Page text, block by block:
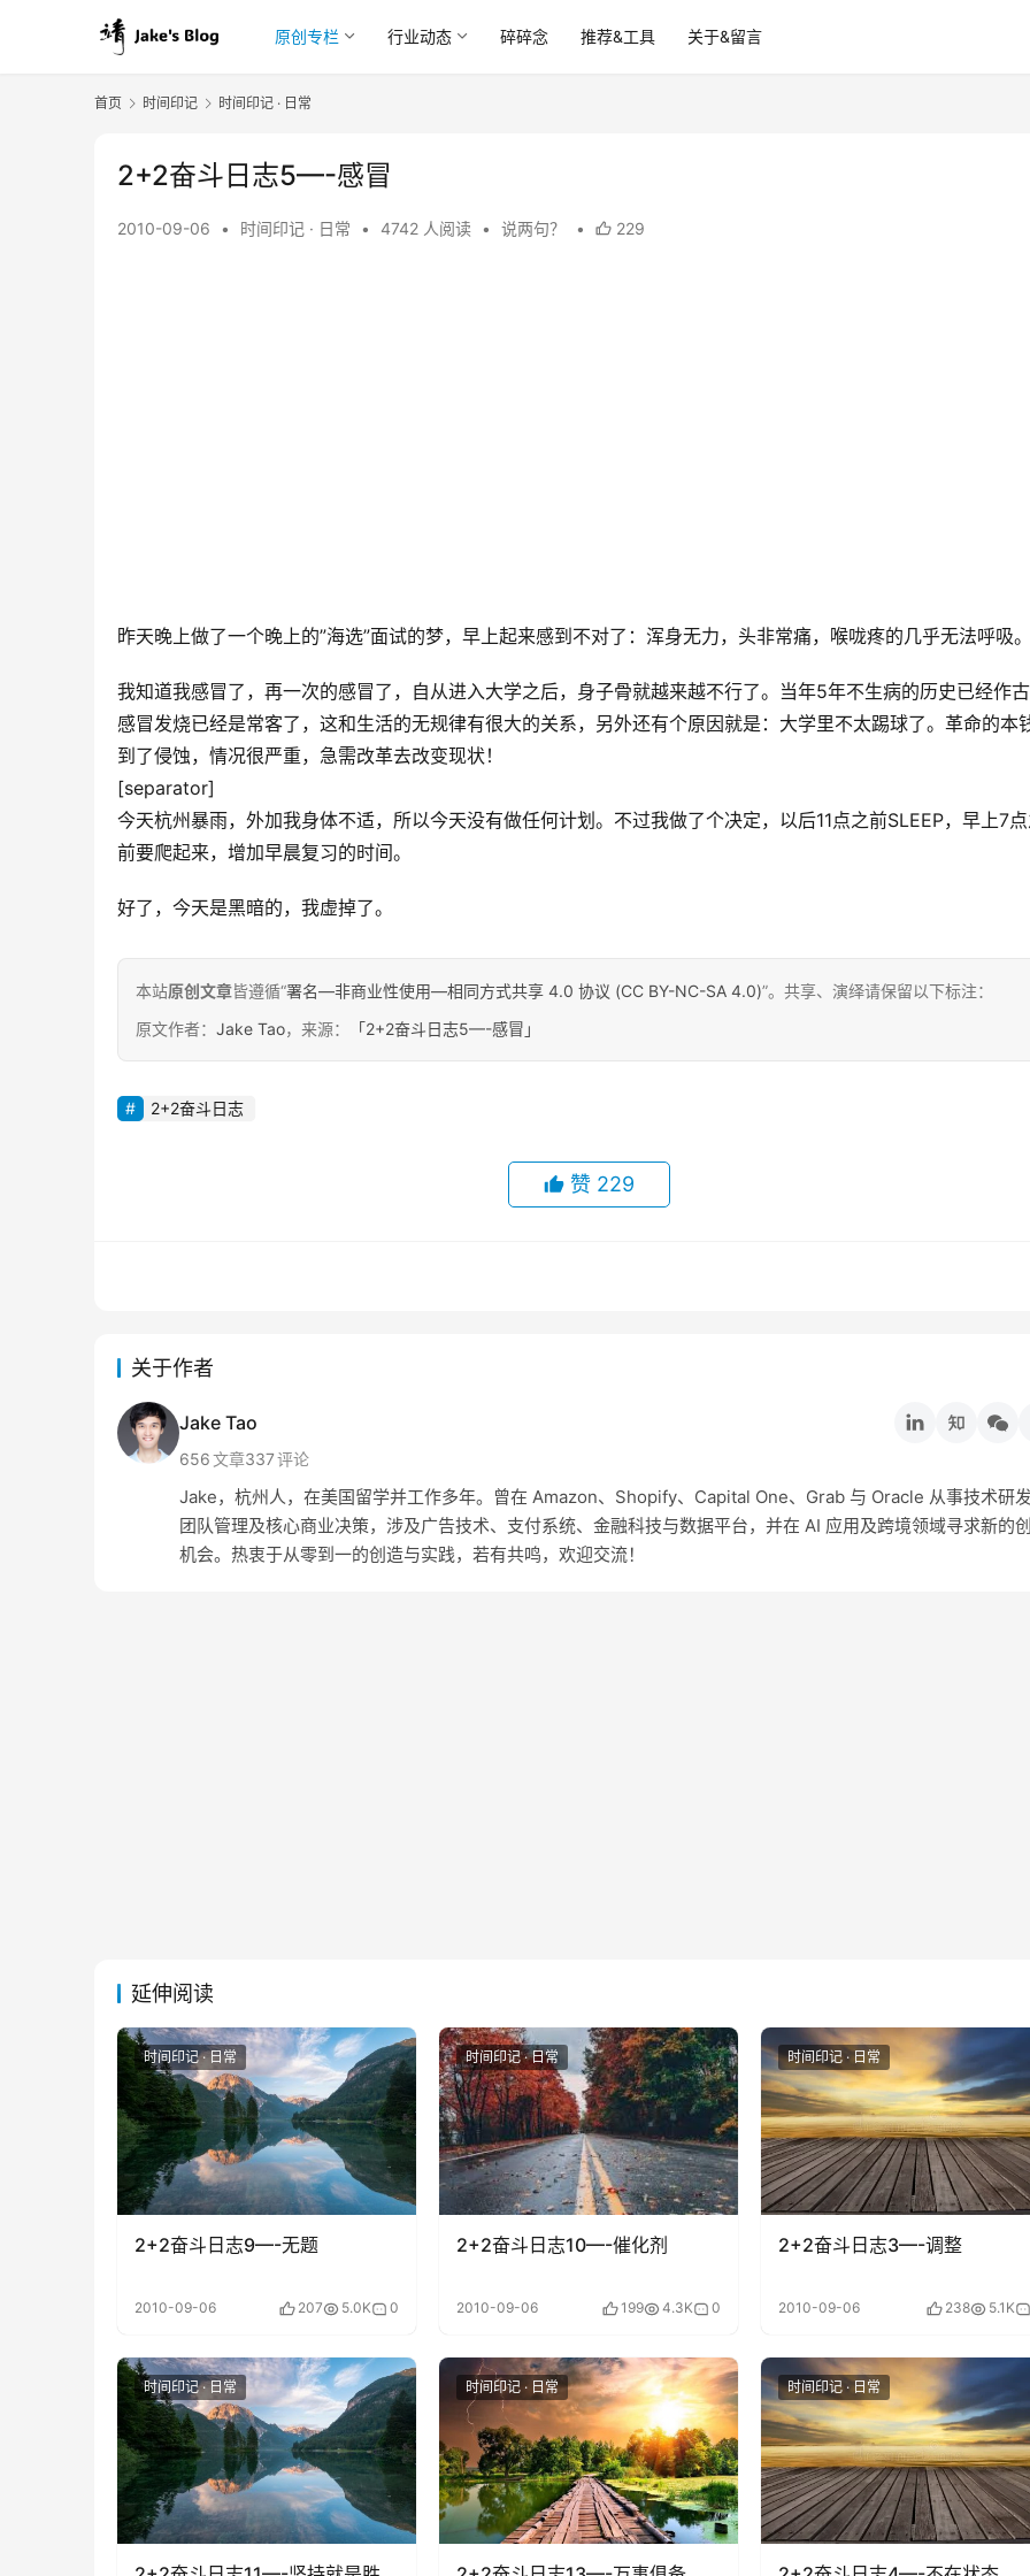
原创专栏 行业动态 碎碎念 推荐&工具 关于&留言
首页 时间印记 时间印记 · 日常
2+2奋斗日志5—-感冒
2010-09-06 • 时间印记 · 日常 • 4742 人阅读 • 说两句？ • 229
昨天晚上做了一个晚上的”海选”面试的梦，早上起来感到不对了：浑身无力，头非常痛，喉咙疼的几乎无法呼吸。
我知道我感冒了，再一次的感冒了，自从进入大学之后，身子骨就越来越不行了。当年5年不生病的历史已经作古
感冒发烧已经是常客了，这和生活的无规律有很大的关系，另外还有个原因就是：大学里不太踢球了。革命的本
到了侵蚀，情况很严重，急需改革去改变现状！
[separator]
今天杭州暴雨，外加我身体不适，所以今天没有做任何计划。不过我做了个决定，以后11点之前SLEEP，早上7
前要爬起来，增加早晨复习的时间。
好了，今天是黑暗的，我虚掉了。
本站原创文章皆遵循“署名—非商业性使用—相同方式共享 4.0 协议 (CC BY-NC-SA 4.0)”。共享、演绎请保留以下标注：
原文作者： Jake Tao，来源： 「2+2奋斗日志5—-感冒」
2+2奋斗日志
赞 229
关于作者
Jake Tao
656文章337评论
Jake，杭州人，在美国留学并工作多年。曾在 Amazon、Shopify、Capital One、Grab 与 Oracle 从事技术研发
团队管理及核心商业决策，涉及广告技术、支付系统、金融科技与数据平台，并在 AI 应用及跨境领域寻求新的
机会。热衷于从零到一的创造与实践，若有共鸣，欢迎交流！
延伸阅读
时间印记 · 日常
2+2奋斗日志9—-无题
2010-09-06 207 5.0K 0
时间印记 · 日常
2+2奋斗日志10—-催化剂
2010-09-06 199 4.3K 0
时间印记 · 日常
2+2奋斗日志3—-调整
2010-09-06 238 5.1K
时间印记 · 日常 时间印记 · 日常 时间印记 · 日常